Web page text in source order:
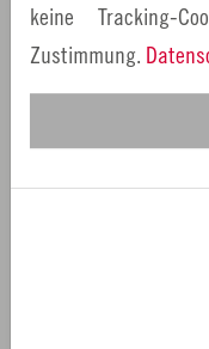
ZURÜCK
Verwandte Nachrichten
keine Tracking-
Zustimmung.